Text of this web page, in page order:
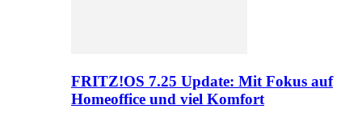
FRITZ!OS 7.25 Update: Mit Fokus auf
Homeoffice und viel Komfort